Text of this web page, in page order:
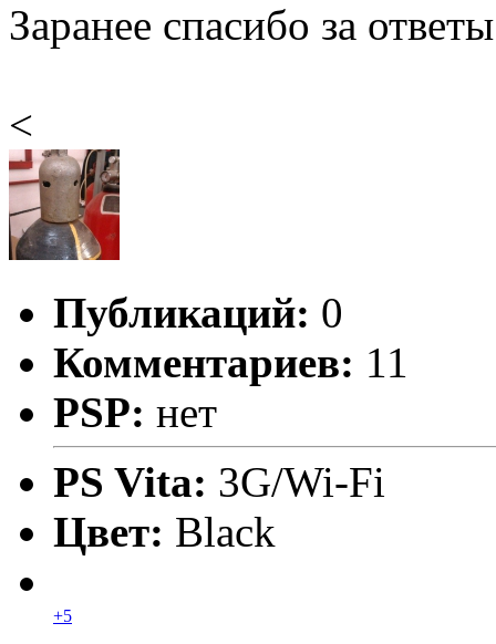
Заранее спасибо за
<
Публикаций: 0
Комментариев: 11
PSP: нет
PS Vita: 3G/Wi-Fi
Цвет: Black
+5